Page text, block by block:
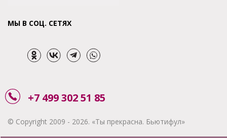
МЫ В СОЦ. СЕТЯХ
+7 499 302 51 85
© Copyright 2009 - 2026. «Ты прекрасна. Бьютифул»